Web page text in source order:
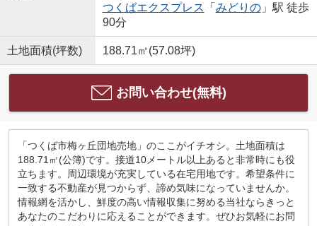
つくばエクスプレス 「 みどりの」駅 徒歩
90分
土地面積(坪数) 188.71㎡(57.08坪)
お問い合わせ(無料)
「つくば市梅ヶ丘団地売地」のここがイチオシ。土地面積は
188.71㎡(公簿)です。接道10メートル以上あると非常時にも役
立ちます。周辺環境が充実している在宅用地です。希望条件に
一致する不動産が見つからず、諦め気味になっていませんか。
情報網を活かし、鮮度の高い情報収集に努める当社ならきっと
あなたのこだわりに応えることができます。ぜひお気軽にお問